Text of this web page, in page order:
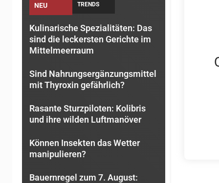
NEU TRENDS
Kulinarische Spezialitäten: Das
sind die leckersten Gerichte im
Mittelmeerraum
Sind Nahrungsergänzungsmittel
mit Thyroxin gefährlich?
Rasante Sturzpiloten: Kolibris
und ihre wilden Luftmanöver
Können Insekten das Wetter
manipulieren?
Bauernregel zum 7. August: